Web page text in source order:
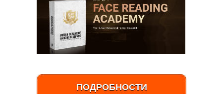
ПОДРОБНОСТИ